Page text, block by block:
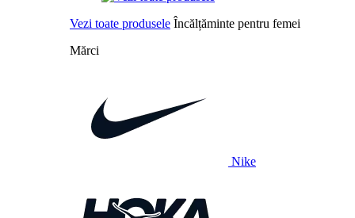
Vezi toate produsele Încălțăminte pentru femei
Mărci
Nike